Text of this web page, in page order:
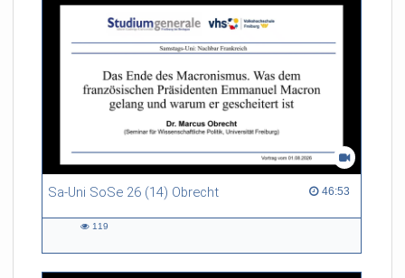
insbesondere mit der
Geschichte der Globalisierung
seit dem 19. Jahrhundert.
Sa-Uni SoSe 26 (14) Obrecht 46:53
46:53 duration
119